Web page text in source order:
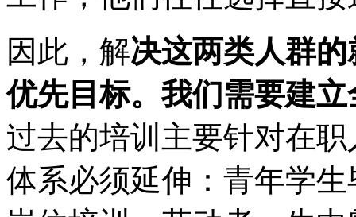
因此，解决这两类人群
优先目标。我们需要建
过去的培训主要针对在
体系必须延伸：青年学